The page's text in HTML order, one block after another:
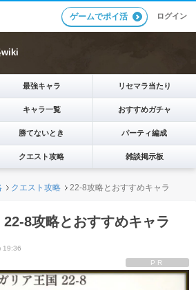
ゲームでポイ活 ログイン
wiki
最強キャラ リセマラ当たり
キャラ一覧 おすすめガチャ
勝てないとき パーティ編成
クエスト攻略 雑談掲示板
クエスト攻略 22-8攻略とおすすめキャラ
22-8攻略とおすすめキャラ
19:36
PR